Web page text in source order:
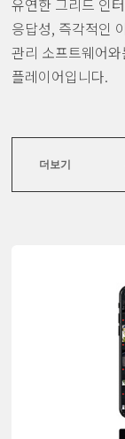
응답성, 즉각적인
관리 소프트웨어
플레이어입니다.
더보기